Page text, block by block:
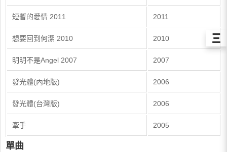
短暫的愛情 2011 2011
想要回到何潔 2010 2010
明明不是Angel 2007 2007
發光體(內地版) 2006
發光體(台灣版) 2006
牽手 2005
單曲
Ξ